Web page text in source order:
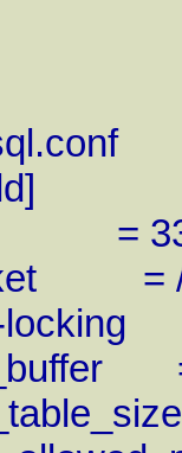
=
= /
=